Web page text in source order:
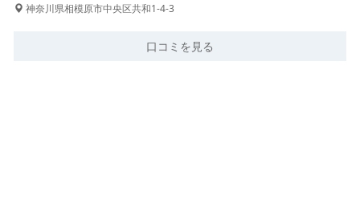
神奈川県相模原市中央区共和1-4-3
口コミを見る